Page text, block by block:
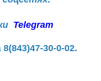
Telegram
8(843)47-30-0-02.